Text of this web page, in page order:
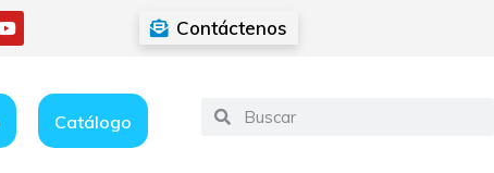
Contáctenos
Catálogo